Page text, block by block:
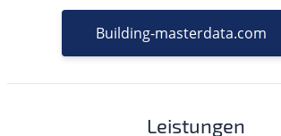
Building-masterdata.com
Leistungen